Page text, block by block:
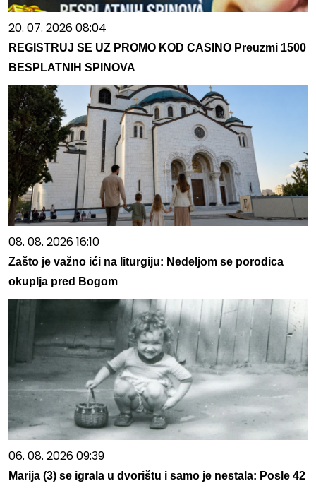
20. 07. 2026 08:04
REGISTRUJ SE UZ PROMO KOD CASINO Preuzmi 1500
BESPLATNIH SPINOVA
08. 08. 2026 16:10
Zašto je važno ići na liturgiju: Nedeljom se porodica
okuplja pred Bogom
06. 08. 2026 09:39
Marija (3) se igrala u dvorištu i samo je nestala: Posle 42